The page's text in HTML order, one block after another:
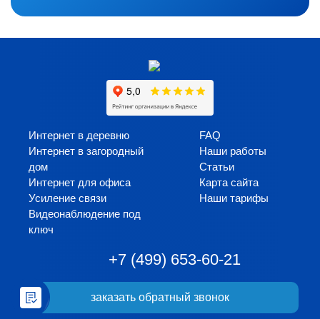
Интернет в деревню
Интернет в загородный
дом
Интернет для офиса
Усиление связи
Видеонаблюдение под
ключ
FAQ
Наши работы
Статьи
Карта сайта
Наши тарифы
+7 (499) 653-60-21
заказать обратный звонок